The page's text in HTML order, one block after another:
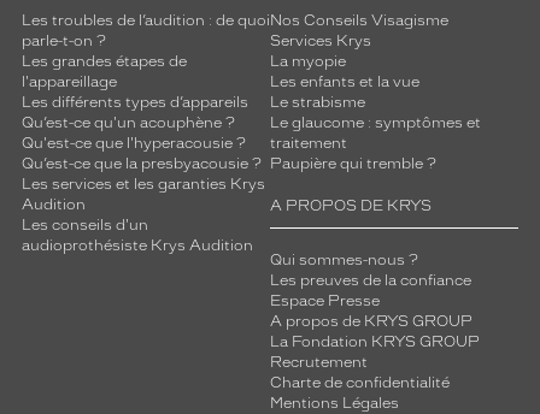
Les troubles de l’audition : de quoi
parle-t-on ?
Les grandes étapes de
l'appareillage
Les différents types d’appareils
Qu’est-ce qu'un acouphène ?
Qu'est-ce que l'hyperacousie ?
Qu’est-ce que la presbyacousie ?
Les services et les garanties Krys
Audition
Les conseils d'un
audioprothésiste Krys Audition
Nos Conseils Visagisme
Services Krys
La myopie
Les enfants et la vue
Le strabisme
Le glaucome : symptômes et
traitement
Paupière qui tremble ?
A PROPOS DE KRYS
Qui sommes-nous ?
Les preuves de la confiance
Espace Presse
A propos de KRYS GROUP
La Fondation KRYS GROUP
Recrutement
Charte de confidentialité
Mentions Légales